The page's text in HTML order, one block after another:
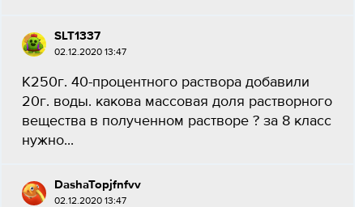
SLT1337
02.12.2020 13:47
К250г. 40-процентного раствора добавили
20г. воды. какова массовая доля растворного
вещества в полученном растворе ? за 8 класс
нужно...
DashaTopjfnfvv
02.12.2020 13:47